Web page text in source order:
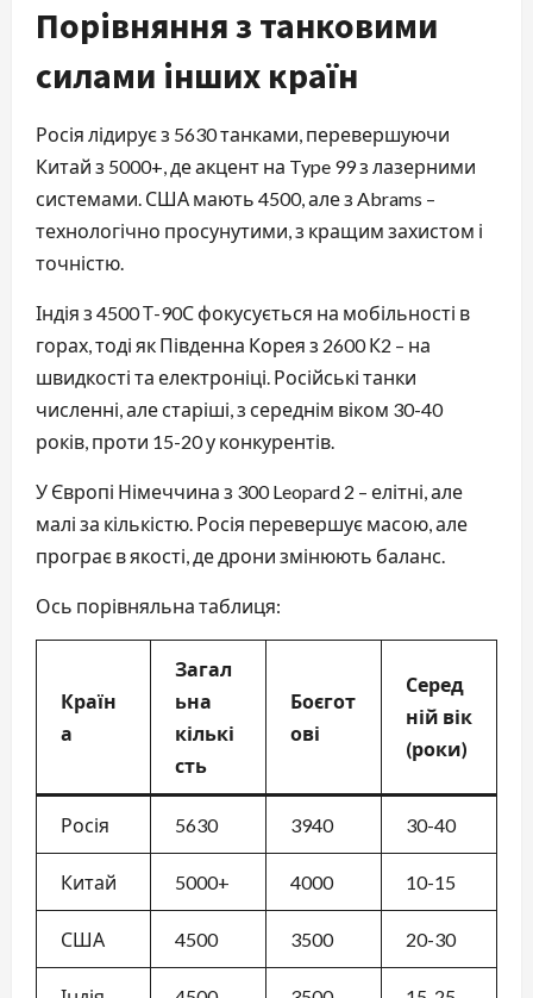
Порівняння з танковими
силами інших країн
Росія лідирує з 5630 танками, перевершуючи
Китай з 5000+, де акцент на Type 99 з лазерними
системами. США мають 4500, але з Abrams –
технологічно просунутими, з кращим захистом і
точністю.
Індія з 4500 Т-90С фокусується на мобільності в
горах, тоді як Південна Корея з 2600 К2 – на
швидкості та електроніці. Російські танки
численні, але старіші, з середнім віком 30-40
років, проти 15-20 у конкурентів.
У Європі Німеччина з 300 Leopard 2 – елітні, але
малі за кількістю. Росія перевершує масою, але
програє в якості, де дрони змінюють баланс.
Ось порівняльна таблиця:
Країн
а
Загал
ьна
кількі
сть
Боєгот
ові
Серед
ній вік
(роки)
Росія 5630 3940 30-40
Китай 5000+ 4000 10-15
США 4500 3500 20-30